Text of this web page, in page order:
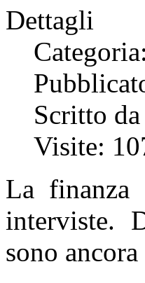
Dettagli
Categoria:
Scritto
Visite:
La finanza
interviste.
sono